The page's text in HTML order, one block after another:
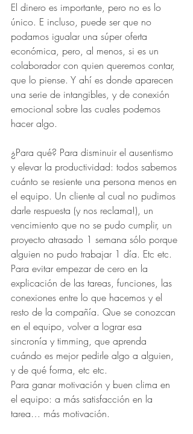
El dinero es importante, pero no es lo
único. E incluso, puede ser que no
podamos igualar una súper oferta
económica, pero, al menos, si es un
colaborador con quien queremos contar,
que lo piense. Y ahí es donde aparecen
una serie de intangibles, y de conexión
emocional sobre las cuales podemos
hacer algo.
¿Para qué? Para disminuir el ausentismo
y elevar la productividad: todos sabemos
cuánto se resiente una persona menos en
el equipo. Un cliente al cual no pudimos
darle respuesta (y nos reclama!), un
vencimiento que no se pudo cumplir, un
proyecto atrasado 1 semana sólo porque
alguien no pudo trabajar 1 día. Etc etc.
Para evitar empezar de cero en la
explicación de las tareas, funciones, las
conexiones entre lo que hacemos y el
resto de la compañía. Que se conozcan
en el equipo, volver a lograr esa
sincronía y timming, que aprenda
cuándo es mejor pedirle algo a alguien,
y de qué forma, etc etc.
Para ganar motivación y buen clima en
el equipo: a más satisfacción en la
tarea… más motivación.